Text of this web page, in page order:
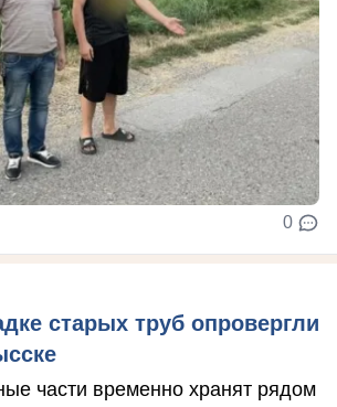
0
старых труб опровергли
части временно хранят рядом